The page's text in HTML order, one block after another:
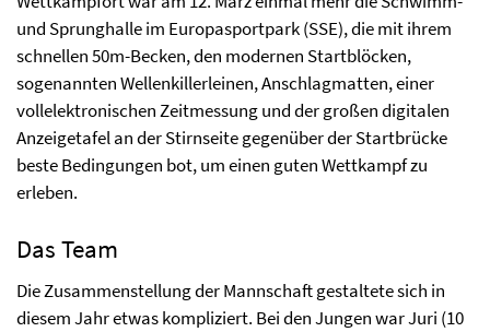
und Sprunghalle im Europasportpark (SSE), die mit ihrem
schnellen 50m-Becken, den modernen Startblöcken,
sogenannten Wellenkillerleinen, Anschlagmatten, einer
vollelektronischen Zeitmessung und der großen digitalen
Anzeigetafel an der Stirnseite gegenüber der Startbrücke
beste Bedingungen bot, um einen guten Wettkampf zu
erleben.
Das Team
Die Zusammenstellung der Mannschaft gestaltete sich in
diesem Jahr etwas kompliziert. Bei den Jungen war Juri (10